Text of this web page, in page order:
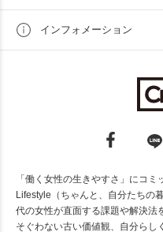
インフォメーション
「働く女性の生きやすさ」にコ
Lifestyle（ちゃんと、自分たちの
代の女性が直面する課題や解決法
そぐわない古い価値観、自分らし